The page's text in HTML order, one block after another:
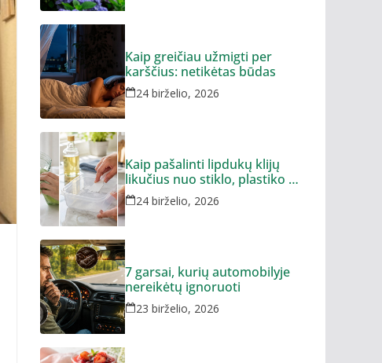
Kaip greičiau užmigti per
karščius: netikėtas būdas
24 birželio, 2026
Kaip pašalinti lipdukų klijų
likučius nuo stiklo, plastiko ar
metalo
24 birželio, 2026
7 garsai, kurių automobilyje
nereikėtų ignoruoti
23 birželio, 2026